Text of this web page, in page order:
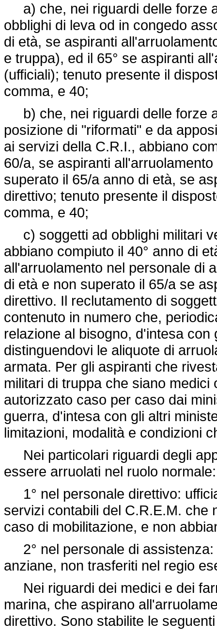
a) che, nei riguardi delle forze
obblighi di leva od in congedo
di età, se aspiranti
e truppa), ed il 65° se aspiranti
(ufficiali); tenuto presente il
comma, e 40;
b) che, nei riguardi delle forze
posizione di "riformati" e da
ai servizi della C.R.I., abbiano
60/a, se aspiranti
superato il 65/a anno di età, se
direttivo; tenuto presente il
comma, e 40;
c) soggetti ad obblighi militari
abbiano compiuto il 40° anno di
all'arruolamento nel personale di
di età e non superato il 65/a se
direttivo. Il reclutamento di
contenuto in numero che,
relazione al bisogno, d'intesa
distinguendovi le aliquote di
armata. Per gli aspiranti che
militari di truppa che siano
autorizzato caso per caso dai
guerra, d'intesa con gli altri
limitazioni, modalità e condizioni
Nei particolari riguardi degli
essere arruolati nel ruolo normale:
1° nel personale direttivo:
servizi contabili del C.R.E.M. che
caso di mobilitazione, e non
2° nel personale di assistenza:
anziane, non trasferiti nel regio
Nei riguardi dei medici e dei
marina, che aspirano
direttivo. Sono stabilite le